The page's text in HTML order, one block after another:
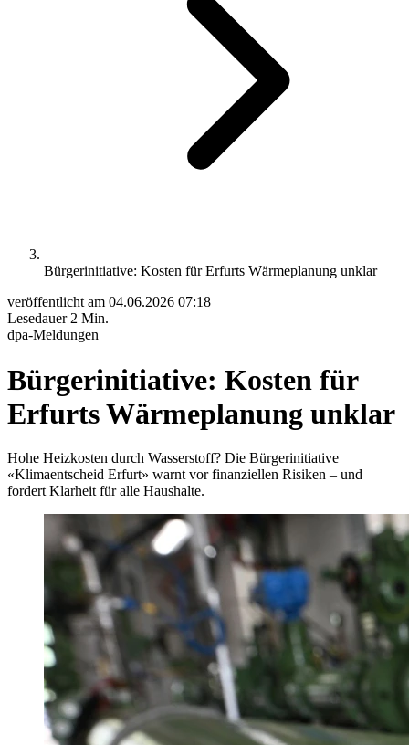
Bürgerinitiative: Kosten für Erfurts Wärmeplanung unklar
veröffentlicht am 04.06.2026 07:18
Lesedauer 2 Min.
dpa-Meldungen
Bürgerinitiative: Kosten für
Erfurts Wärmeplanung unklar
Hohe Heizkosten durch Wasserstoff? Die Bürgerinitiative
«Klimaentscheid Erfurt» warnt vor finanziellen Risiken – und
fordert Klarheit für alle Haushalte.